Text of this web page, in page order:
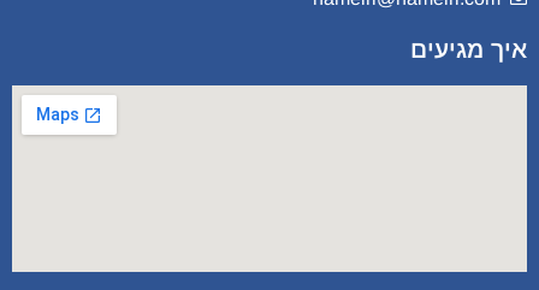
איך מגיעים